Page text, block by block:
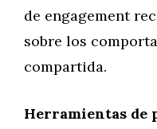
de engagement
sobre los
compartida.
Herramientas de